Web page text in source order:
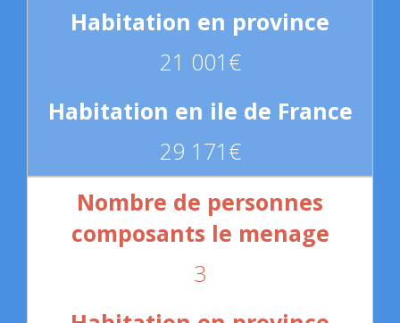
21 001€
29 171€
3